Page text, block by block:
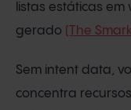
listas estáticas
gerado (The
Sem intent data,
concentra